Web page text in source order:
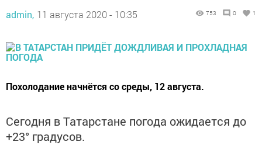
admin, 11 августа 2020 - 10:35 753 0 1
Похолодание начнётся со среды, 12 августа.
Сегодня в Татарстане погода ожидается до
+23° градусов.